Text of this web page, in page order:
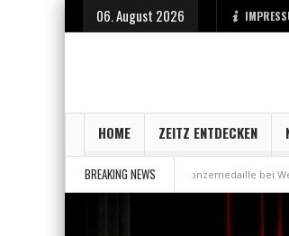
06. August 2026
HOME ZEITZ ENTDECKEN
BREAKING NEWS
Bronzemedaille bei Weltmeisterschaft